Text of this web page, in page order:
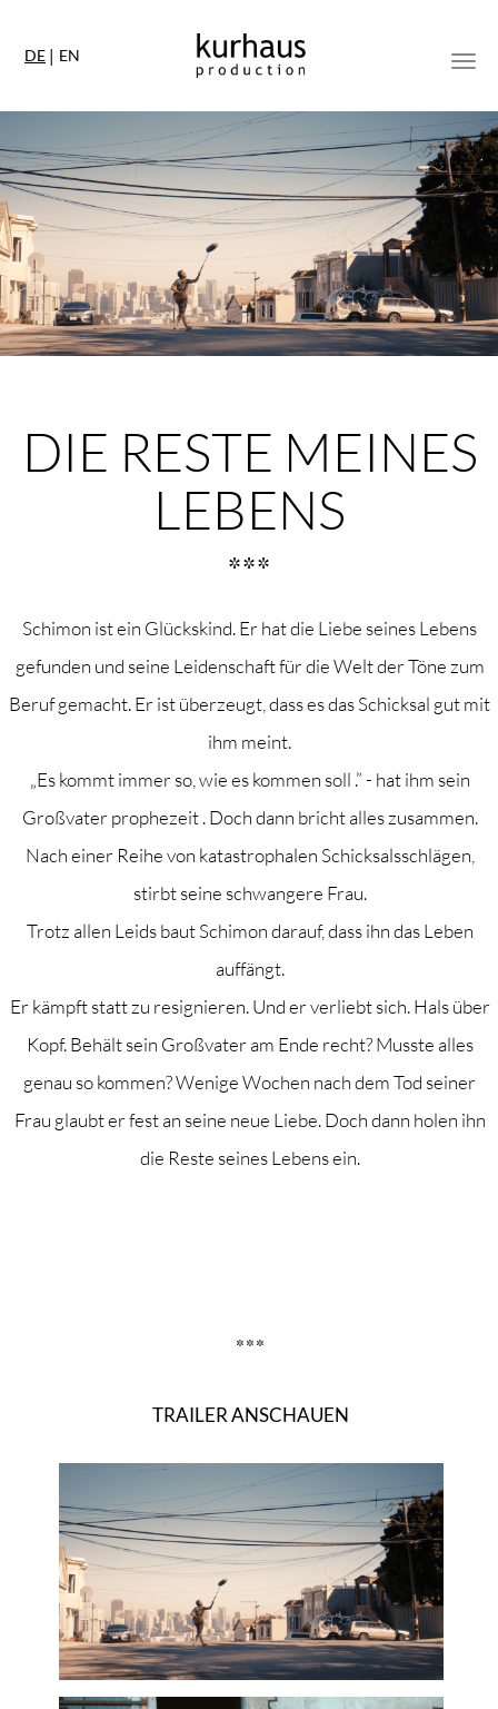
DE EN
DIE RESTE MEINES
LEBENS
***
Schimon ist ein Glückskind. Er hat die Liebe seines Lebens
gefunden und seine Leidenschaft für die Welt der Töne zum
Beruf gemacht. Er ist überzeugt, dass es das Schicksal gut mit
ihm meint.
„Es kommt immer so, wie es kommen soll .” - hat ihm sein
Großvater prophezeit . Doch dann bricht alles zusammen.
Nach einer Reihe von katastrophalen Schicksalsschlägen,
stirbt seine schwangere Frau.
Trotz allen Leids baut Schimon darauf, dass ihn das Leben
auffängt.
Er kämpft statt zu resignieren. Und er verliebt sich. Hals über
Kopf. Behält sein Großvater am Ende recht? Musste alles
genau so kommen? Wenige Wochen nach dem Tod seiner
Frau glaubt er fest an seine neue Liebe. Doch dann holen ihn
die Reste seines Lebens ein.
***
TRAILER ANSCHAUEN